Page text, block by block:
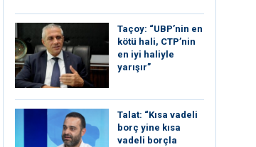
Taçoy: “UBP’nin en
kötü hali, CTP’nin
en iyi haliyle
yarışır”
Talat: “Kısa vadeli
borç yine kısa
vadeli borçla